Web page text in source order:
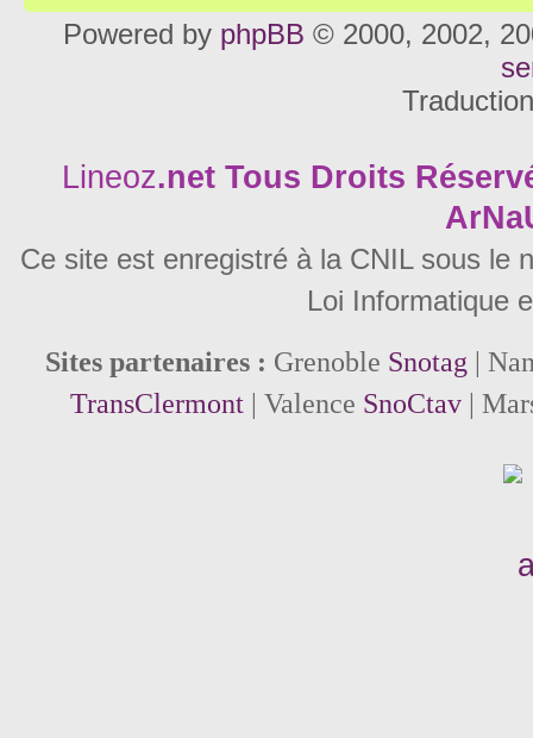
Powered by phpBB © 2000, 2002,
Lineoz.net Tous Droits
Ce site est enregistré à la CNIL sous le
Loi Informatique
Sites partenaires : Grenoble Snotag |
TransClermont| Valence SnoCtav|